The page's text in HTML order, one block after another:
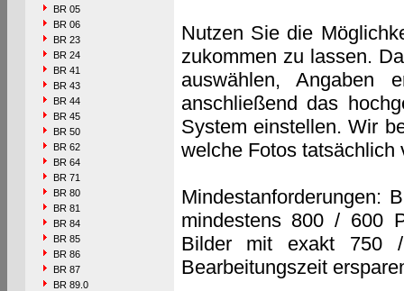
BR 05
BR 06
BR 23
BR 24
BR 41
BR 43
BR 44
BR 45
BR 50
BR 62
BR 64
BR 71
BR 80
BR 81
BR 84
BR 85
BR 86
BR 87
BR 89.0
Nutzen Sie die
zukommen zu lassen.
auswählen, Angaben
anschließend das
System einstellen. Wir
welche Fotos tatsächlich
Mindestanforderungen:
mindestens 800 / 600
Bilder mit exakt 750
Bearbeitungszeit